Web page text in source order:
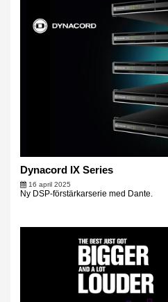
Dynacord IX Series
16 april 2025
Ny DSP-förstärkarserie med Dante.